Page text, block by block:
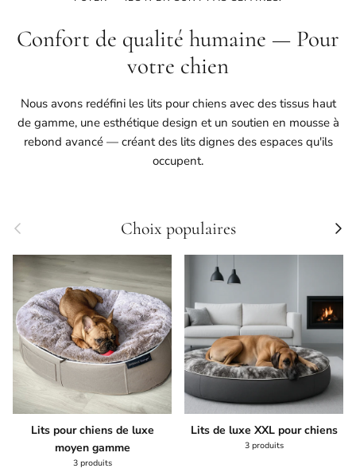
Confort de qualité humaine — Pour
votre chien
Nous avons redéfini les lits pour chiens avec des tissus haut
de gamme, une esthétique design et un soutien en mousse à
rebond avancé — créant des lits dignes des espaces qu'ils
occupent.
Précédent Choix populaires
Lits pour chiens de luxe
moyen gamme
3 produits
Lits de luxe XXL pour chiens
3 produits